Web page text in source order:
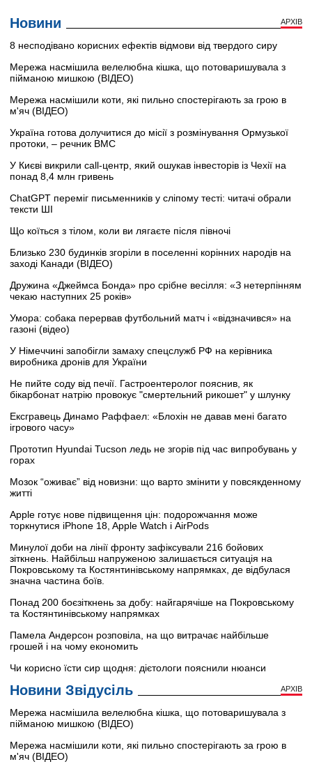
Новини АРХІВ
8 несподівано корисних ефектів відмови від твердого сиру
Мережа насмішила велелюбна кішка, що потоваришувала з
пійманою мишкою (ВІДЕО)
Мережа насмішили коти, які пильно спостерігають за грою в
м'яч (ВІДЕО)
Україна готова долучитися до місії з розмінування Ормузької
протоки, – речник ВМС
У Києві викрили call-центр, який ошукав інвесторів із Чехії на
понад 8,4 млн гривень
ChatGPT переміг письменників у сліпому тесті: читачі обрали
тексти ШІ
Що коїться з тілом, коли ви лягаєте після півночі
Близько 230 будинків згоріли в поселенні корінних народів на
заході Канади (ВІДЕО)
Дружина «Джеймса Бонда» про срібне весілля: «З нетерпінням
чекаю наступних 25 років»
Умора: собака перервав футбольний матч і «відзначився» на
газоні (відео)
У Німеччині запобігли замаху спецслужб РФ на керівника
виробника дронів для України
Не пийте соду від печії. Гастроентеролог пояснив, як
бікарбонат натрію провокує "смертельний рикошет" у шлунку
Ексгравець Динамо Раффаел: «Блохін не давав мені багато
ігрового часу»
Прототип Hyundai Tucson ледь не згорів під час випробувань у
горах
Мозок “оживає” від новизни: що варто змінити у повсякденному
житті
Apple готує нове підвищення цін: подорожчання може
торкнутися iPhone 18, Apple Watch і AirPods
Минулої доби на лінії фронту зафіксували 216 бойових
зіткнень. Найбільш напруженою залишається ситуація на
Покровському та Костянтинівському напрямках, де відбулася
значна частина боїв.
Понад 200 боєзіткнень за добу: найгарячіше на Покровському
та Костянтинівському напрямках
Памела Андерсон розповіла, на що витрачає найбільше
грошей і на чому економить
Чи корисно їсти сир щодня: дієтологи пояснили нюанси
Новини Звідусіль АРХІВ
Мережа насмішила велелюбна кішка, що потоваришувала з
пійманою мишкою (ВІДЕО)
Мережа насмішили коти, які пильно спостерігають за грою в
м'яч (ВІДЕО)